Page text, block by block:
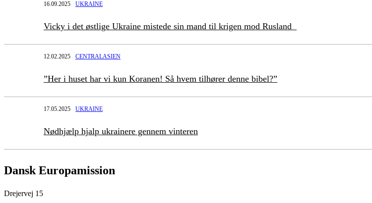
16.09.2025 UKRAINE
Vicky i det østlige Ukraine mistede sin mand til krigen mod Rusland
12.02.2025 CENTRALASIEN
”Her i huset har vi kun Koranen! Så hvem tilhører denne bibel?”
17.05.2025 UKRAINE
Nødhjælp hjalp ukrainere gennem vinteren
Dansk Europamission
Drejervej 15